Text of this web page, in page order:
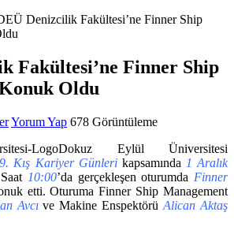
Denizcilik Fakültesi’ne Finner Ship
Fakültesi’ne Finner Ship
Oldu
Yorum Yap 678 Görüntüleme
Dokuz Eylül Üniversitesi
Kış Kariyer Günlerikapsamında 1 Aralık
10:00’da gerçekleşen oturumda Finner
etti. Oturuma Finner Ship Management
Avcıve Makine EnspektörüAlican Aktaş